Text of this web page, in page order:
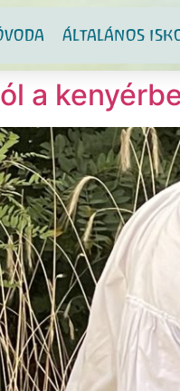
ÁLTALÁNOS
a